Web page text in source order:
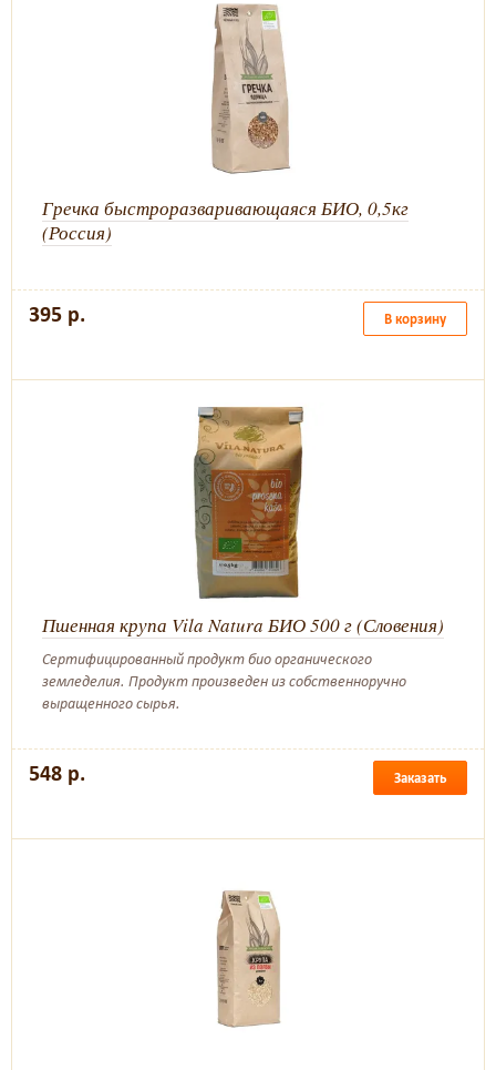
Гречка быстроразваривающаяся БИО, 0,5кг
(Россия)
395 р. В корзину
Пшенная крупа Vila Natura БИО 500 г (Словения)
Сертифицированный продукт био органического
земледелия. Продукт произведен из собственноручно
выращенного сырья.
548 р. Заказать